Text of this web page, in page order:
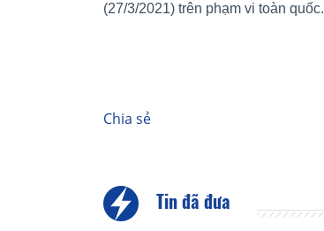
(27/3/2021) trên phạm vi toàn quốc.
Chia sẻ
Tin đã đưa